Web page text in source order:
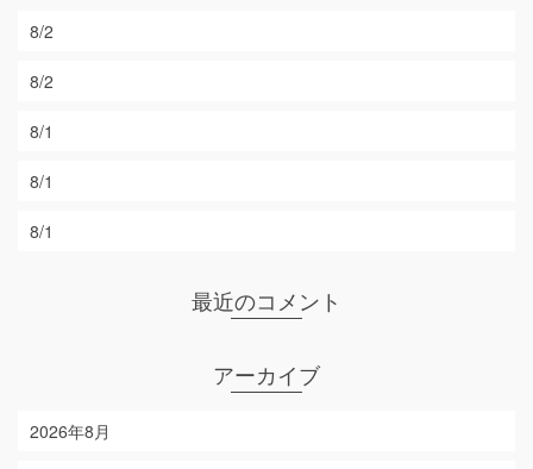
8/2
8/2
8/1
8/1
8/1
最近のコメント
アーカイブ
2026年8月